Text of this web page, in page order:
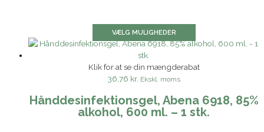
VÆLG MULIGHEDER
Klik for at se din mængderabat
36,76 kr. Ekskl. moms
Hånddesinfektionsgel, Abena 6918, 85%
alkohol, 600 ml. – 1 stk.